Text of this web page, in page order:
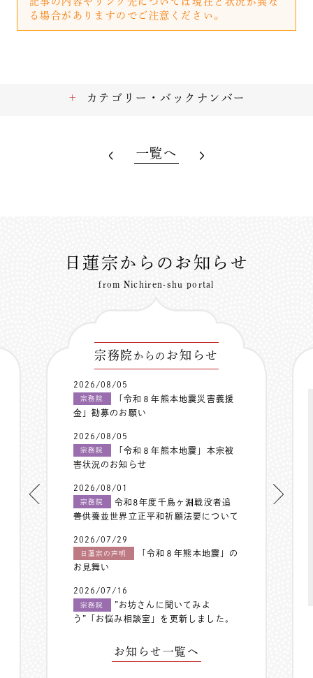
る場合がありますのでご注意ください。
カテゴリー・バックナンバー
一覧へ
日蓮宗からのお知らせ
from Nichiren-shu portal
宗務院 からの お知らせ
2026/08/05
宗務院
「令和８年熊本地震災害義援
金」勧募のお願い
2026/08/05
宗務院
「令和８年熊本地震」本宗被
害状況のお知らせ
2026/08/01
宗務院
令和8年度千鳥ヶ淵戦没者追
善供養並世界立正平和祈願法要について
2026/07/29
日蓮宗の声明
「令和８年熊本地震」の
お見舞い
2026/07/16
宗務院
”お坊さんに聞いてみよ
う”「お悩み相談室」を更新しました。
お知らせ一覧へ